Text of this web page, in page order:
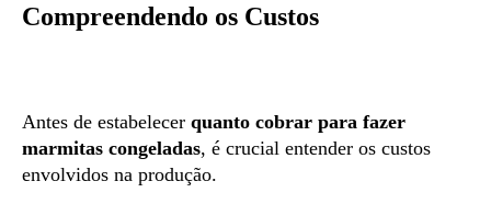
Compreendendo os Custos
Antes de estabelecer quanto cobrar para fazer
marmitas congeladas, é crucial entender os custos
envolvidos na produção.